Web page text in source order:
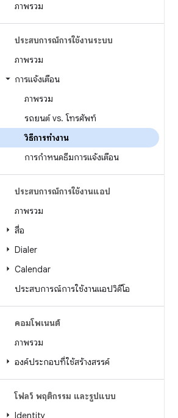
ภาพรวม
ประสบการณ์การใช้งานระบบ
ภาพรวม
การแจ้งเตือน
ภาพรวม
รถยนต์ vs. โทรศัพท์
วิธีการทำงาน
การกำหนดธีมการแจ้งเตือน
ประสบการณ์การใช้งานแอป
ภาพรวม
สื่อ
Dialer
Calendar
ประสบการณ์การใช้งานแอปวิดีโอ
คอมโพเนนต์
ภาพรวม
องค์ประกอบที่ใช้สร้างสรรค์
โฟลว์ พฤติกรรม และรูปแบบ
Identity